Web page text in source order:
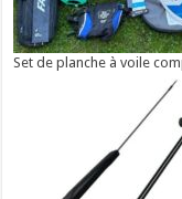
Set de planche à voile